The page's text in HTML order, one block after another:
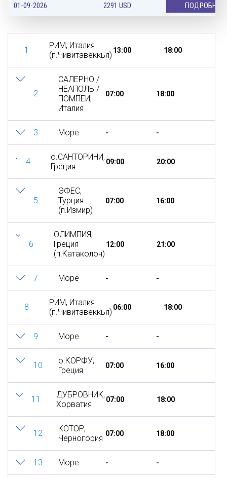
01-09-2026 2291USD ПОДРОБНЕЕ
1
РИМ, Италия
(п.Чивитавеккья) 13:00 18:00
2
САЛЕРНО /
НЕАПОЛЬ /
ПОМПЕИ,
Италия
07:00 18:00
3 Море - -
4
о.САНТОРИНИ,
Греция
09:00 20:00
5
ЭФЕС,
Турция
(п.Измир)
07:00 16:00
6
ОЛИМПИЯ,
Греция
(п.Катаколон)
12:00 21:00
7 Море - -
8
РИМ, Италия
(п.Чивитавеккья) 06:00 18:00
9 Море - -
10
о.КОРФУ,
Греция
07:00 16:00
11
ДУБРОВНИК,
Хорватия
07:00 18:00
12
КОТОР,
Черногория 07:00 18:00
13 Море - -